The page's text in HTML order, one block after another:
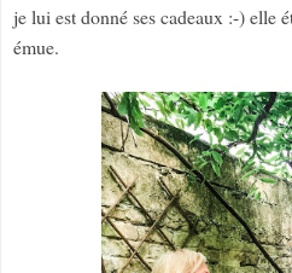
je lui est donné ses cadeaux :-) elle
émue.